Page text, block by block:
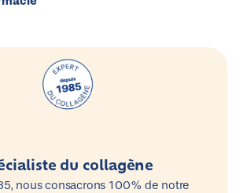
du collagène
nous consacrons 100 % de notre